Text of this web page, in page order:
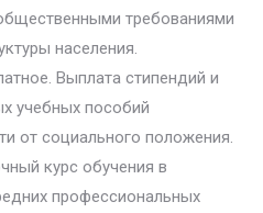
требованиями
населения.
Выплата стипендий и
учебных пособий
от социального положения.
курс обучения в
профессиональных